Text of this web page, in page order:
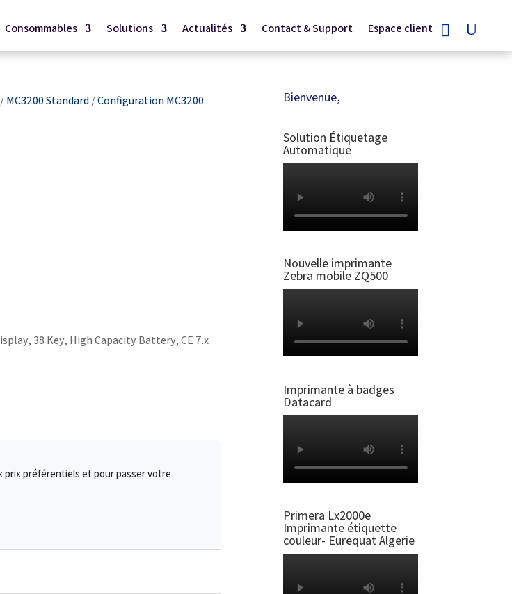
Consommables Solutions Actualités Contact & Support Espace client
/MC3200 Standard/Configuration MC3200
38 Key, High Capacity Battery, CE 7.x
prix préférentiels et pour passer votre
Bienvenue,
Solution Étiquetage
Automatique
Nouvelle imprimante
Zebra mobile ZQ500
Imprimante à badges
Datacard
Primera Lx2000e
Imprimante étiquette
couleur- Eurequat Algerie